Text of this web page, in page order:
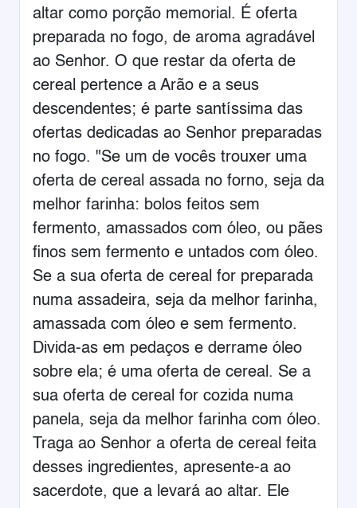
altar como porção memorial. É oferta
preparada no fogo, de aroma agradável
ao Senhor. O que restar da oferta de
cereal pertence a Arão e a seus
descendentes; é parte santíssima das
ofertas dedicadas ao Senhor preparadas
no fogo. "Se um de vocês trouxer uma
oferta de cereal assada no forno, seja da
melhor farinha: bolos feitos sem
fermento, amassados com óleo, ou pães
finos sem fermento e untados com óleo.
Se a sua oferta de cereal for preparada
numa assadeira, seja da melhor farinha,
amassada com óleo e sem fermento.
Divida-as em pedaços e derrame óleo
sobre ela; é uma oferta de cereal. Se a
sua oferta de cereal for cozida numa
panela, seja da melhor farinha com óleo.
Traga ao Senhor a oferta de cereal feita
desses ingredientes, apresente-a ao
sacerdote, que a levará ao altar. Ele